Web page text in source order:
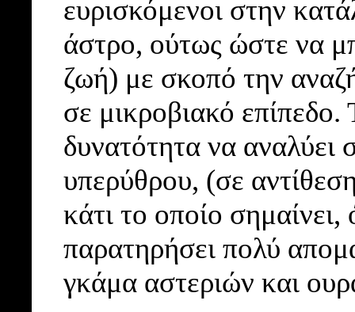
ευρισκόμενοι στην
άστρο, ούτως ώστε να
ζωή) με σκοπό την
σε μικροβιακό επίπεδο.
δυνατότητα να
υπερύθρου, (σε
κάτι το οποίο σημαίνει,
παρατηρήσει πολύ
γκάμα αστεριών και